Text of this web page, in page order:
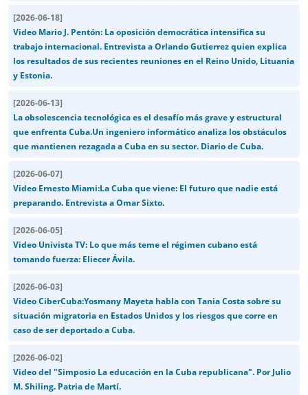
[2026-06-18]
Video Mario J. Pentón: La oposición democrática intensifica su
trabajo internacional. Entrevista a Orlando Gutierrez quien explica
los resultados de sus recientes reuniones en el Reino Unido, Lituania
y Estonia.
[2026-06-13]
La obsolescencia tecnológica es el desafío más grave y estructural
que enfrenta Cuba.Un ingeniero informático analiza los obstáculos
que mantienen rezagada a Cuba en su sector. Diario de Cuba.
[2026-06-07]
Video Ernesto Miami:La Cuba que viene: El futuro que nadie está
preparando. Entrevista a Omar Sixto.
[2026-06-05]
Video Univista TV: Lo que más teme el régimen cubano está
tomando fuerza: Eliecer Ávila.
[2026-06-03]
Video CiberCuba:Yosmany Mayeta habla con Tania Costa sobre su
situación migratoria en Estados Unidos y los riesgos que corre en
caso de ser deportado a Cuba.
[2026-06-02]
Video del "Simposio La educación en la Cuba republicana". Por Julio
M. Shiling. Patria de Martí.